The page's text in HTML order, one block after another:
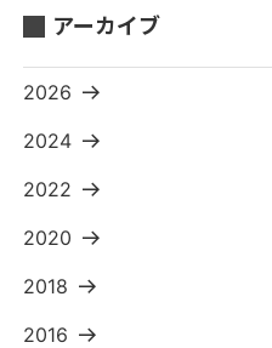
アーカイブ
2026
2024
2022
2020
2018
2016